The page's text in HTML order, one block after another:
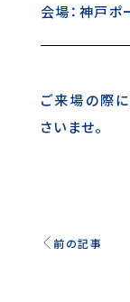
会場：神戸ポ
ご来場の際
さいませ。
前の記事